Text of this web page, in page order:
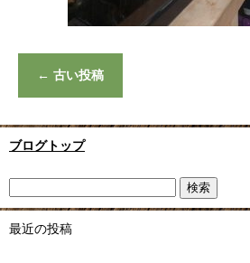
← 古い投稿
ブログトップ
最近の投稿